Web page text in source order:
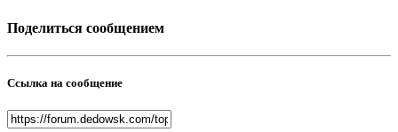
Поделиться сообщением
Ссылка на сообщение